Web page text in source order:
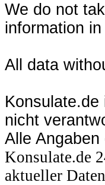
We do not
information
All data
nicht
Alle Angaben
Konsulate.de
aktueller